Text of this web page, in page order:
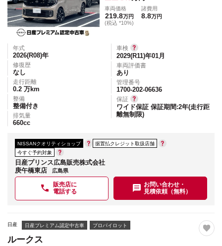
車両価格
219.8万円
(税込 *10%)
諸費用
8.8万円
年式
2026(R08)年
修復歴
なし
走行距離
0.2 万km
整備
整備付き
排気量
660cc
車検
2029(R11)年01月
車両評価書
あり
管理番号
1700-202-06636
保証
ワイド保証 保証期間:2年(走行距
離無制限)
NISSANクオリティショップ
据置払クレジット取扱店舗
今すぐ予約対象
日産プリンス広島販売株式会社
庚午橋東店
広島県
販売店に
電話する
お問い合わせ・
見積依頼（無料）
日産 日産プレミアム認定中古車 プロパイロット
ルークス